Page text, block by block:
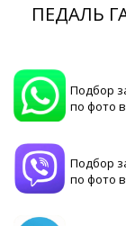
ПЕДАЛЬ
Подбор
по фото
Подбор
по фото